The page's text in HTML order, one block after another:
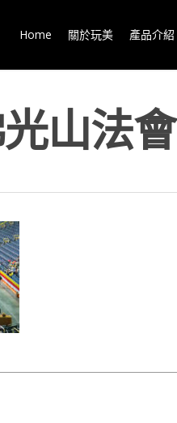
Home 關於玩美 產品介紹
山法會